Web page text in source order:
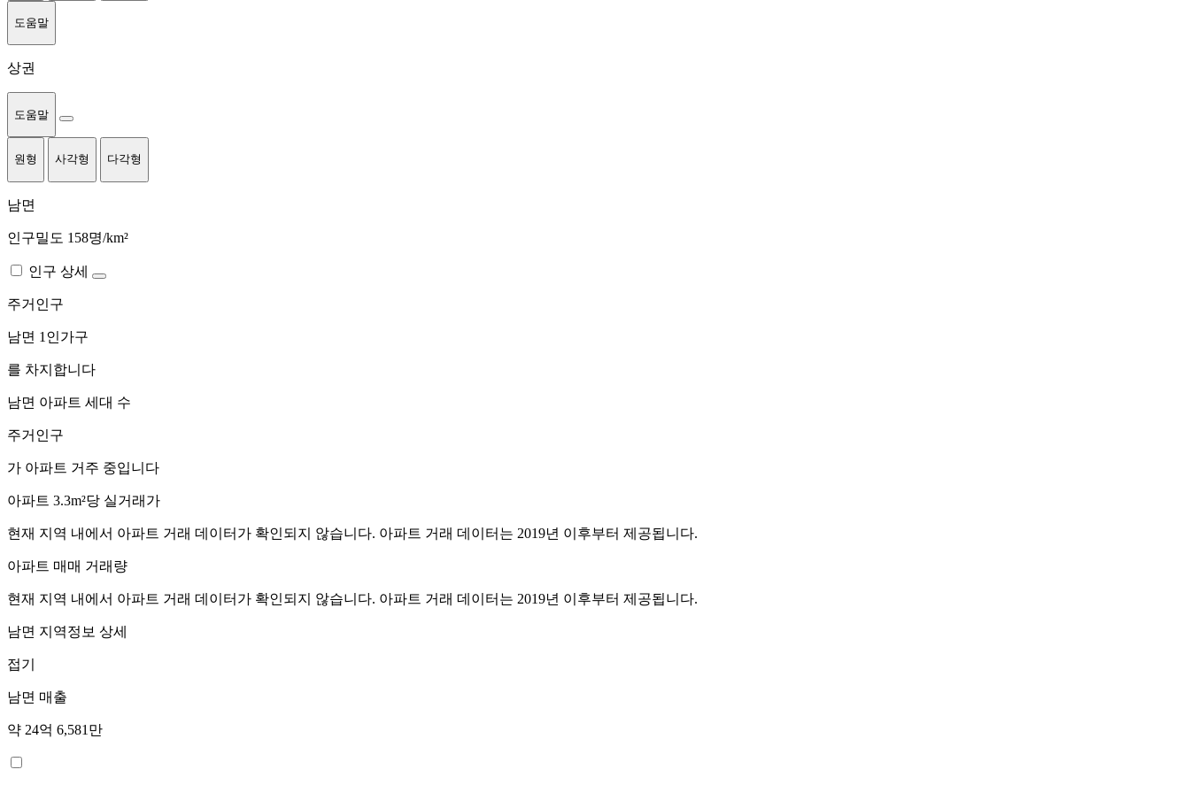
도움말
상권
도움말
원형 사각형 다각형
남면
인구밀도 158명/km²
인구 상세
주거인구
남면 1인가구
를 차지합니다
남면 아파트 세대 수
주거인구
가 아파트 거주 중입니다
아파트 3.3m²당 실거래가
현재 지역 내에서 아파트 거래 데이터가 확인되지 않습니다. 아파트 거래 데이터는 2019년 이후부터 제공됩니다.
아파트 매매 거래량
현재 지역 내에서 아파트 거래 데이터가 확인되지 않습니다. 아파트 거래 데이터는 2019년 이후부터 제공됩니다.
남면 지역정보 상세
접기
남면 매출
약 24억 6,581만